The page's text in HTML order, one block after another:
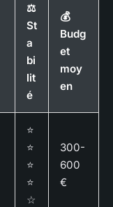
⚖️
St
a
bi
lit
é
💰
Budg
et
moy
en
⭐
⭐
⭐
⭐
☆
300-
600
€